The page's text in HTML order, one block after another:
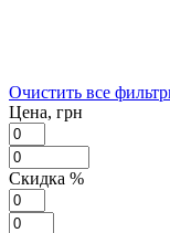
Очистить все
Цена, грн
Скидка %